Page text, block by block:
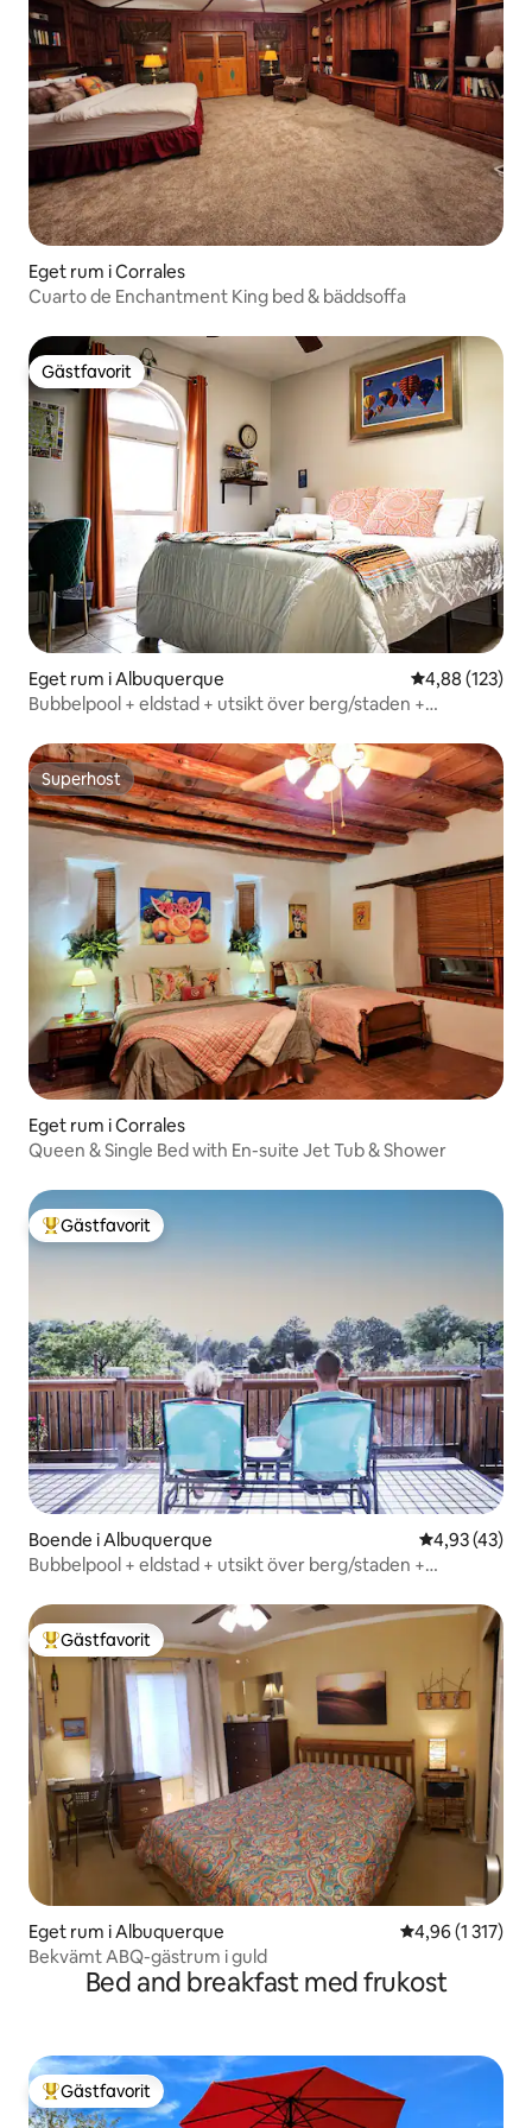
Eget rum i Corrales
Cuarto de Enchantment King bed & bäddsoffa
Gästfavorit
Gästfavorit
Eget rum i Albuquerque 4,88 av 5 i
4,88 (123)
Bubbelpool + eldstad + utsikt över berg/staden +
Superhost
Superhost
Eget rum i Corrales
Queen & Single Bed with En-suite Jet Tub & Shower
Populär gästfavorit
Gästfavorit
Boende i Albuquerque 4,93 av 5 i
4,93 (43)
Bubbelpool + eldstad + utsikt över berg/staden +
Populär gästfavorit
Gästfavorit
Eget rum i Albuquerque 4,96 av 5 i
4,96 (1 317)
Bekvämt ABQ-gästrum i guld
Bed and breakfast med frukost
Populär gästfavorit
Gästfavorit